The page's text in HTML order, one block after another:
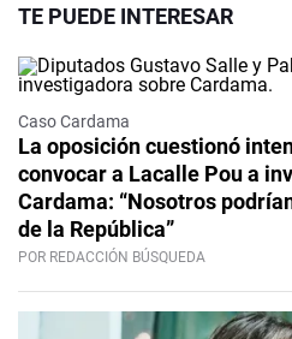
TE PUEDE INTERESAR
Caso Cardama
La oposición cuestionó
convocar a Lacalle Pou a
Cardama: “Nosotros
de la República”
POR REDACCIÓN BÚSQUEDA